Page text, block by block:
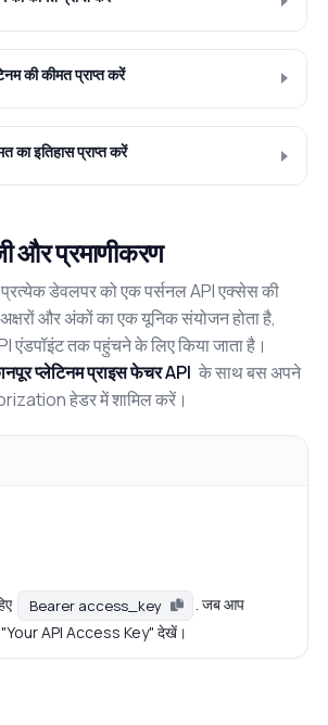
की कीमत प्राप्त करें
का इतिहास प्राप्त करें
और प्रमाणीकरण
डेवलपर को एक पर्सनल API एक्सेस की
और अंकों का एक यूनिक संयोजन होता है,
एंडपॉइंट तक पहुंचने के लिए किया जाता है।
प्लेटिनम प्राइस फेचर API के साथ बस अपने
हेडर में शामिल करें।
Bearer access_key
. जब आप
"Your API Access Key" देखें।